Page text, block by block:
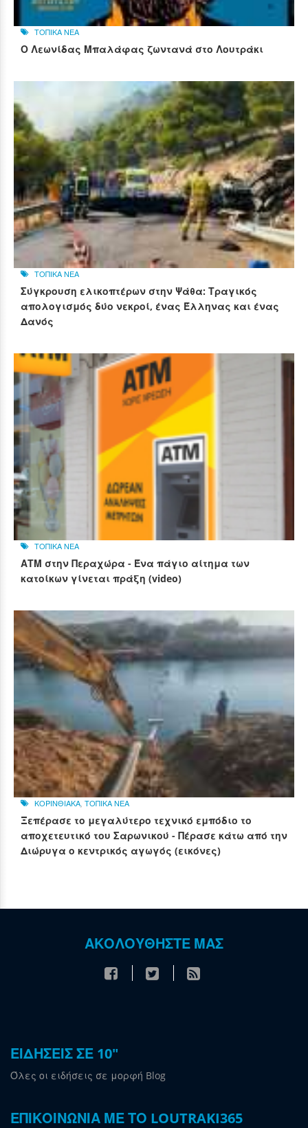
ΤΟΠΙΚΑ ΝΕΑ
Ο Λεωνίδας Μπαλάφας ζωντανά στο Λουτράκι
ΤΟΠΙΚΑ ΝΕΑ
Σύγκρουση ελικοπτέρων στην Ψάθα: Τραγικός
απολογισμός δύο νεκροί, ένας Έλληνας και ένας
Δανός
ΤΟΠΙΚΑ ΝΕΑ
ΑΤΜ στην Περαχώρα - Ένα πάγιο αίτημα των
κατοίκων γίνεται πράξη (video)
ΚΟΡΙΝΘΙΑΚΑ ΤΟΠΙΚΑ ΝΕΑ
Ξεπέρασε το μεγαλύτερο τεχνικό εμπόδιο το
αποχετευτικό του Σαρωνικού - Πέρασε κάτω από την
Διώρυγα ο κεντρικός αγωγός (εικόνες)
ΑΚΟΛΟΥΘΗΣΤΕ ΜΑΣ
ΕΙΔΗΣΕΙΣ ΣΕ 10"
Όλες οι ειδήσεις σε μορφή Blog
ΕΠΙΚΟΙΝΩΝΙΑ ΜΕ ΤΟ LOUTRAKI365